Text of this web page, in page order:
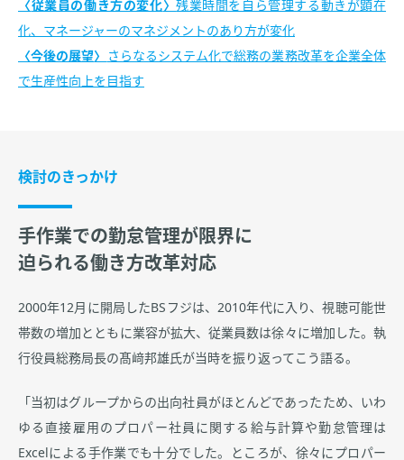
従業員の働き方の変化
残業時間を自ら管理する動きが顕在
化、マネージャーのマネジメントのあり方が変化
今後の展望
さらなるシステム化で総務の業務改革を企業全体
で生産性向上を目指す
検討のきっかけ
手作業での勤怠管理が限界に
迫られる働き方改革対応
2000年12月に開局したBSフジは、2010年代に入り、視聴可能世
帯数の増加とともに業容が拡大、従業員数は徐々に増加した。執
行役員総務局長の髙﨑邦雄氏が当時を振り返ってこう語る。
「当初はグループからの出向社員がほとんどであったため、いわ
ゆる直接雇用のプロパー社員に関する給与計算や勤怠管理は
Excelによる手作業でも十分でした。ところが、徐々にプロパー